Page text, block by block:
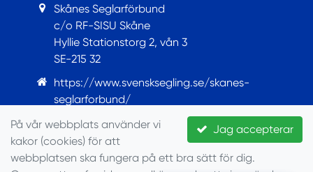
Skånes Seglarförbund
c/o RF-SISU Skåne
Hyllie Stationstorg 2, vån 3
SE-215 32
https://www.svensksegling.se/skanes-
seglarforbund/
https://www.facebook.com/Skanesseglarforbund
© Seglarförbundet, 2022
Jag accepterar
På vår webbplats använder vi
kakor (cookies) för att
webbplatsen ska fungera på ett bra sätt för dig.